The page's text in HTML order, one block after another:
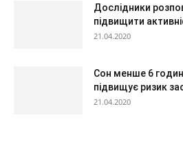
Дослідники
підвищити
21.04.2020
Сон менше 6
підвищує ризик
21.04.2020